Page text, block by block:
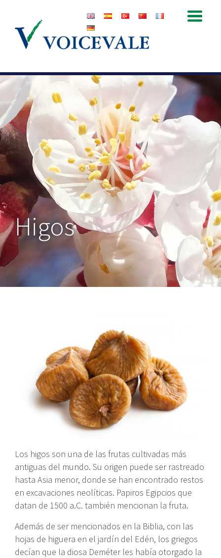
Higos
Los higos son una de las frutas cultivadas más
antiguas del mundo. Su origen puede ser rastreado
hasta Asia menor, donde se han encontrado restos
en excavaciones neolíticas. Papiros Egipcios que
datan de 1500 a.C. también mencionan la fruta.
Además de ser mencionados en la Biblia, con las
hojas de higuera en el jardín del Edén, los griegos
decían que la diosa Deméter les había otorgado la